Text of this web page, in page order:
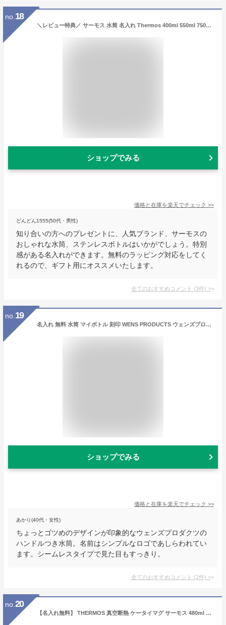
no. 18
＼レビュー特典／ サーモス 水筒 名入れ Thermos 400ml 550ml 750ml マグボトル 保温 保冷 直飲み ステンレスボトル おしゃれ JOS-400 JOS-550 JOS-750 プレゼント ギフト ラッピング クリスマス nichie ニチエー
ショップでみる
価格と在庫を楽天でチェック >>
どんどん1555(50代・男性)
知り合いの方へのプレゼントに、人気ブランド、サーモスの
おしゃれな水筒、ステンレスボトルはいかがでしょう。特別
感がある名入れができます。無料のラッピング対応をしてく
れるので、ギフト用にオススメいたします。
全てのおすすめコメント (3件) >
no. 19
名入れ 無料 水筒 マイボトル 刻印 WENS PRODUCTS ウェンズプロダクツ 真空断熱ハンドル付スクリューボトル 530ml シームレスタイプ 全9色 （マーク レイアウト） 保冷保温 名入れ水筒 オリジナル 名入れギフト 名入れグッズ おすすめ 即日可 アウトドア
ショップでみる
価格と在庫を楽天でチェック >>
あかり(40代・女性)
ちょっとゴツめのデザインが印象的なウェンズプロダクツの
ハンドルつき水筒。名前はシンプルなロゴであしらわれてい
ます。シームレスタイプで見た目もすっきり。
全てのおすすめコメント (2件) >
no. 20
【名入れ無料】 THERMOS 真空断熱 ケータイマグ サーモス 480ml JON-481 選べるデザイン おしゃれ かわいい 男性 女性 魔法瓶 魔法びん 水筒 ギフト プレゼント 父の日 母の日 男性 女性 実用的 誕生日 退職祝い 入学祝い 名入れ水筒 マイボトル 名前入り 小学生 中学生